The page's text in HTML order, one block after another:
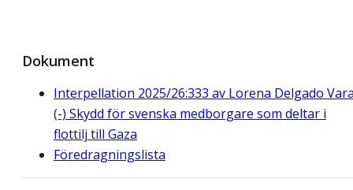
Dokument
Interpellation 2025/26:333 av Lorena Delgado
(-) Skydd för svenska medborgare som deltar i
flottilj till Gaza
Föredragningslista